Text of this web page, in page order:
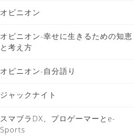
オピニオン
オピニオン-幸せに生きるための知恵
と考え方
オピニオン-自分語り
ジャックナイト
スマブラDX、プロゲーマーとe-
Sports